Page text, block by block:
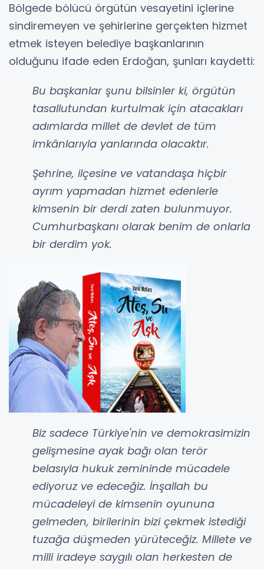
Bölgede bölücü örgütün vesayetini içlerine
sindiremeyen ve şehirlerine gerçekten hizmet
etmek isteyen belediye başkanlarının
olduğunu ifade eden Erdoğan, şunları kaydetti:
Bu başkanlar şunu bilsinler ki, örgütün
tasallutundan kurtulmak için atacakları
adımlarda millet de devlet de tüm
imkânlarıyla yanlarında olacaktır.
Şehrine, ilçesine ve vatandaşa hiçbir
ayrım yapmadan hizmet edenlerle
kimsenin bir derdi zaten bulunmuyor.
Cumhurbaşkanı olarak benim de onlarla
bir derdim yok.
Biz sadece Türkiye'nin ve demokrasimizin
gelişmesine ayak bağı olan terör
belasıyla hukuk zemininde mücadele
ediyoruz ve edeceğiz. İnşallah bu
mücadeleyi de kimsenin oyununa
gelmeden, birilerinin bizi çekmek istediği
tuzağa düşmeden yürüteceğiz. Millete ve
milli iradeye saygılı olan herkesten de